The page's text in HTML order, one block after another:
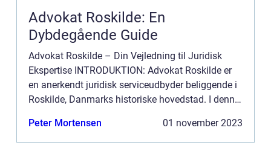
Advokat Roskilde: En
Dybdegående Guide
Advokat Roskilde – Din Vejledning til Juridisk
Ekspertise INTRODUKTION: Advokat Roskilde er
en anerkendt juridisk serviceudbyder beliggende i
Roskilde, Danmarks historiske hovedstad. I denne
vigti...
Peter Mortensen 01 november 2023